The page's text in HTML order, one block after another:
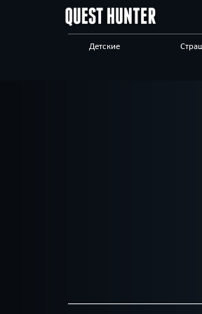
Детские